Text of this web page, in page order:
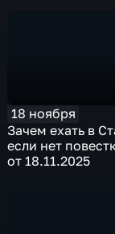
18 ноября
Зачем ехать в
если нет
от 18.11.2025